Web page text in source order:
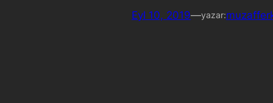
Eyl 10, 2019—yazar: